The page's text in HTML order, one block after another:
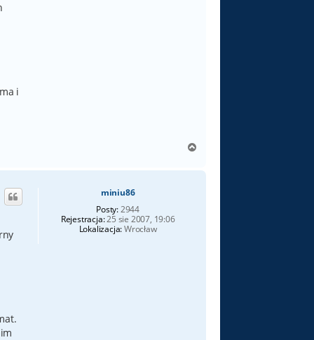
i
g
miniu86
Posty:2944
Rejestracja:25 sie 2007, 19:06
Lokalizacja:Wrocław